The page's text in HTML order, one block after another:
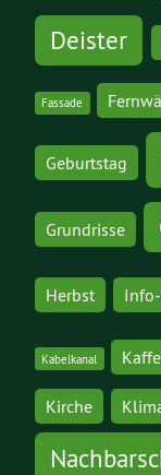
Deister
Fassade
Geburtstag
Grundrisse
Herbst
Kabelkanal
Kirche